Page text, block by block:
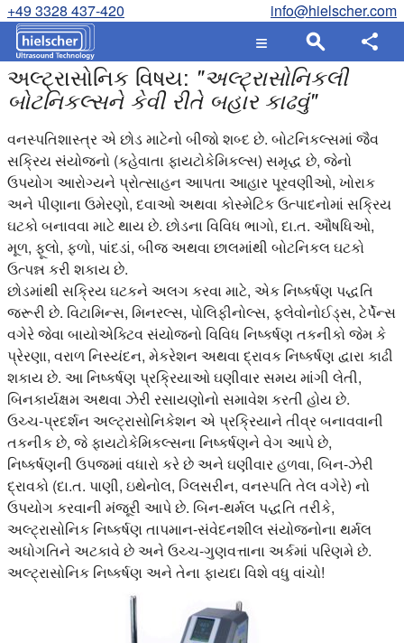
+49 3328 437-420 info@hielscher.com
અલ્ટ્રાસોનિક વિષય: "અલ્ટ્રાસોનિકલી
બોટનિકલ્સને કેવી રીતે બહાર કાઢવું"
વનસ્પતિશાસ્ત્ર એ છોડ માટેનો બીજો શબ્દ છે. બોટનિકલ્સમાં જૈવ
સક્રિય સંયોજનો (કહેવાતા ફાયટોકેમિકલ્સ) સમૃદ્ધ છે, જેનો
ઉપયોગ આરોગ્યને પ્રોત્સાહન આપતા આહાર પૂરવણીઓ, ખોરાક
અને પીણાના ઉમેરણો, દવાઓ અથવા કોસ્મેટિક ઉત્પાદનોમાં સક્રિય
ઘટકો બનાવવા માટે થાય છે. છોડના વિવિધ ભાગો, દા.ત. ઔષધિઓ,
મૂળ, ફૂલો, ફળો, પાંદડાં, બીજ અથવા છાલમાંથી બોટનિકલ ઘટકો
ઉત્પન્ન કરી શકાય છે.
છોડમાંથી સક્રિય ઘટકને અલગ કરવા માટે, એક નિષ્કર્ષણ પદ્ધતિ
જરૂરી છે. વિટામિન્સ, મિનરલ્સ, પોલિફીનોલ્સ, ફ્લેવોનોઈડ્સ, ટેર્પેન્સ
વગેરે જેવા બાયોએક્ટિવ સંયોજનો વિવિધ નિષ્કર્ષણ તકનીકો જેમ કે
પ્રેરણા, વરાળ નિસ્યંદન, મેકરેશન અથવા દ્રાવક નિષ્કર્ષણ દ્વારા કાઢી
શકાય છે. આ નિષ્કર્ષણ પ્રક્રિયાઓ ઘણીવાર સમય માંગી લેતી,
બિનકાર્યક્ષમ અથવા ઝેરી રસાયણોનો સમાવેશ કરતી હોય છે.
ઉચ્ચ-પ્રદર્શન અલ્ટ્રાસોનિકેશન એ પ્રક્રિયાને તીવ્ર બનાવવાની
તકનીક છે, જે ફાયટોકેમિકલ્સના નિષ્કર્ષણને વેગ આપે છે,
નિષ્કર્ષણની ઉપજમાં વધારો કરે છે અને ઘણીવાર હળવા, બિન-ઝેરી
દ્રાવકો (દા.ત. પાણી, ઇથેનોલ, ગ્લિસરીન, વનસ્પતિ તેલ વગેરે) નો
ઉપયોગ કરવાની મંજૂરી આપે છે. બિન-થર્મલ પદ્ધતિ તરીકે,
અલ્ટ્રાસોનિક નિષ્કર્ષણ તાપમાન-સંવેદનશીલ સંયોજનોના થર્મલ
અધોગતિને અટકાવે છે અને ઉચ્ચ-ગુણવત્તાના અર્કમાં પરિણમે છે.
અલ્ટ્રાસોનિક નિષ્કર્ષણ અને તેના ફાયદા વિશે વધુ વાંચો!